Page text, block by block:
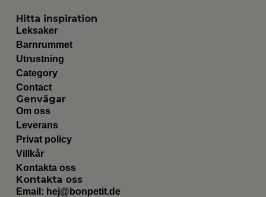
Hitta inspiration
Leksaker
Barnrummet
Utrustning
Category
Contact
Genvägar
Om oss
Leverans
Privat policy
Villkår
Kontakta oss
Kontakta oss
Email: hej@bonpetit.de